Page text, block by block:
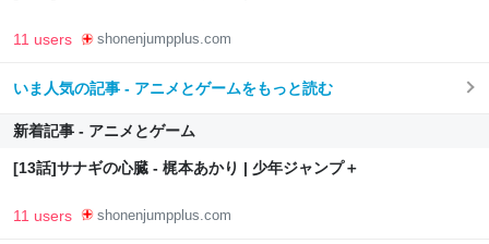
11 users shonenjumpplus.com
いま人気の記事 - アニメとゲームをもっと読む
新着記事 - アニメとゲーム
[13話]サナギの心臓 - 梶本あかり | 少年ジャンプ＋
11 users shonenjumpplus.com